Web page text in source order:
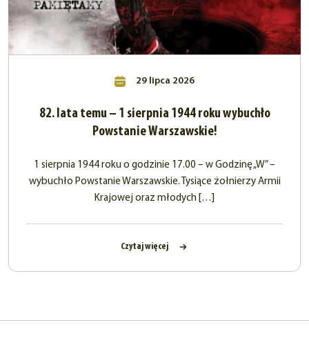
29 lipca 2026
82. lata temu – 1 sierpnia 1944 roku wybuchło
Powstanie Warszawskie!
1 sierpnia 1944 roku o godzinie 17.00 – w Godzinę „W” –
wybuchło Powstanie Warszawskie. Tysiące żołnierzy Armii
Krajowej oraz młodych […]
Czytaj więcej